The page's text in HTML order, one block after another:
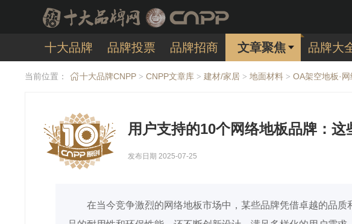
十大品牌 品牌投票 品牌招商 文章聚焦 品牌大
当前位置： 十大品牌CNPP > CNPP文章库 > 建材/家居 > 地面材料 > OA架空地板·网
用户支持的10个网络地板品牌：这
发布日期 2025-07-25
在当今竞争激烈的网络地板市场中，某些品牌凭借卓越的品